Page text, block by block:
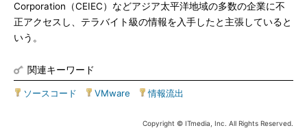
Corporation（CEIEC）などアジア太平洋地域の多数の企業に不
正アクセスし、テラバイト級の情報を入手したと主張していると
いう。
関連キーワード
ソースコード VMware 情報流出
Copyright © ITmedia, Inc. All Rights Reserved.